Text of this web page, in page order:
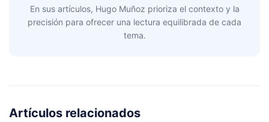
En sus artículos, Hugo Muñoz prioriza el contexto y la
precisión para ofrecer una lectura equilibrada de cada
tema.
Artículos relacionados